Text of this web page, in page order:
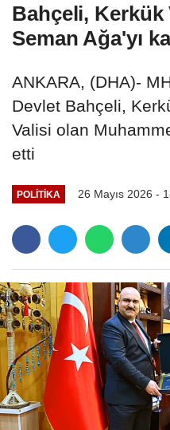
Bahçeli, Kerkük
Seman Ağa'yı
ANKARA, (DHA)-
Devlet Bahçeli,
Valisi olan
etti
POLITIKA 26 Mayıs 2026 -